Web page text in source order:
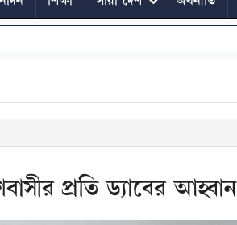
প্রতি ড্যাবের আহ্বান